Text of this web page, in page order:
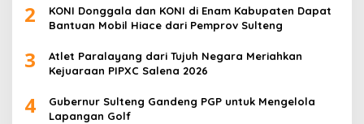
2
KONI Donggala dan KONI di Enam Kabupaten Dapat
Bantuan Mobil Hiace dari Pemprov Sulteng
3
Atlet Paralayang dari Tujuh Negara Meriahkan
Kejuaraan PIPXC Salena 2026
4
Gubernur Sulteng Gandeng PGP untuk Mengelola
Lapangan Golf